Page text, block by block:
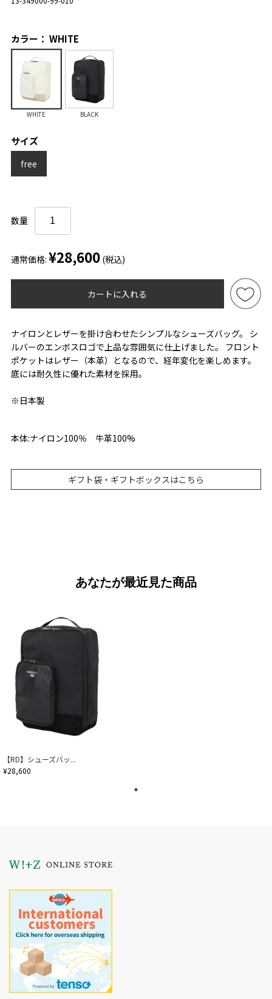
カラー： WHITE
WHITE BLACK
サイズ
free
数量
通常価格: ¥28,600 (税込)
カートに入れる
ナイロンとレザーを掛け合わせたシンプルなシューズバッグ。 シ
ルバーのエンボスロゴで上品な雰囲気に仕上げました。 フロント
ポケットはレザー（本革）となるので、経年変化を楽しめます。
底には耐久性に優れた素材を採用。
※日本製
本体:ナイロン100％ 牛革100%
ギフト袋・ギフトボックスはこちら
あなたが最近見た商品
【RD】シューズバッ...
¥28,600